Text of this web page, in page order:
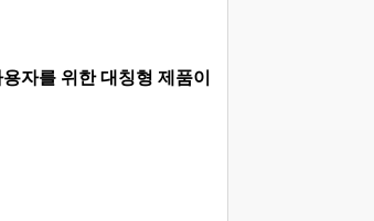
자를 위한 대칭형 제품이